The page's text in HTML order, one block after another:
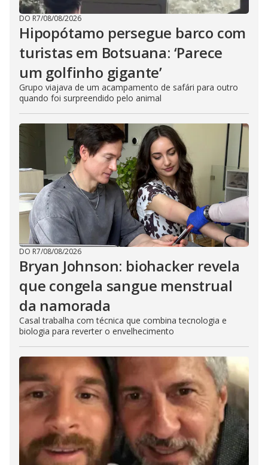
DO R7/08/08/2026
Hipopótamo persegue barco com
turistas em Botsuana: ‘Parece
um golfinho gigante’
Grupo viajava de um acampamento de safári para outro
quando foi surpreendido pelo animal
DO R7/08/08/2026
Bryan Johnson: biohacker revela
que congela sangue menstrual
da namorada
Casal trabalha com técnica que combina tecnologia e
biologia para reverter o envelhecimento